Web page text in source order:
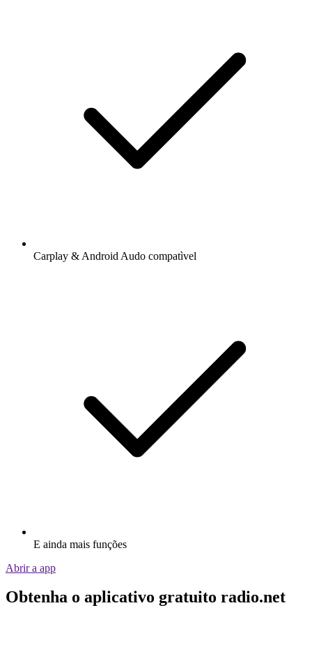
Carplay & Android Audo compatìvel
E ainda mais funções
Abrir a app
Obtenha o aplicativo gratuito radio.net